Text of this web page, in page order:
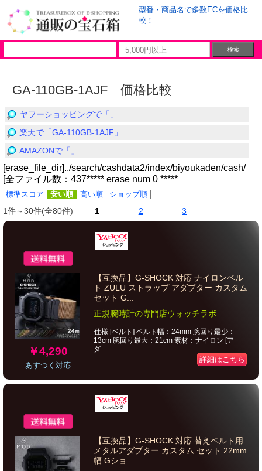
型番・商品名で多数ECを価格比
較！
GA-110GB-1AJF 価格比較
ヤフーショッピングで「」
楽天で「GA-110GB-1AJF」
AMAZONで「」
[erase_file_dir]../search/cashdata2/index/biyoukaden/cash/
[全ファイル数：437***** erase num 0 *****
標準スコア 安い順 高い順 ショップ順
1件～30件(全80件) 1 2 3
￥4,290
あすつく対応
【互換品】G-SHOCK 対応 ナイロンベル
ト ZULU ストラップ アダプター カスタム
セット G...
正規腕時計の専門店ウォッチラボ
仕様 [ベルト] ベルト幅：24mm 腕回り最少：
13cm 腕回り最大：21cm 素材：ナイロン [ア
ダ...
詳細はこちら
【互換品】G-SHOCK 対応 替えベルト用
メタルアダプター カスタム セット 22mm
幅 Gショ...